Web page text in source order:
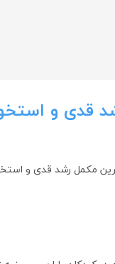
قدی و
مکمل رشد قدی و